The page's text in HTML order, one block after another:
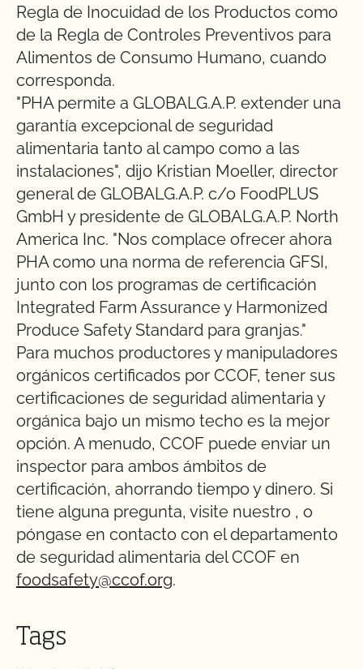
Regla de Inocuidad de los Productos como
de la Regla de Controles Preventivos para
Alimentos de Consumo Humano, cuando
corresponda.
"PHA permite a GLOBALG.A.P. extender una
garantía excepcional de seguridad
alimentaria tanto al campo como a las
instalaciones", dijo Kristian Moeller, director
general de GLOBALG.A.P. c/o FoodPLUS
GmbH y presidente de GLOBALG.A.P. North
America Inc. "Nos complace ofrecer ahora
PHA como una norma de referencia GFSI,
junto con los programas de certificación
Integrated Farm Assurance y Harmonized
Produce Safety Standard para granjas."
Para muchos productores y manipuladores
orgánicos certificados por CCOF, tener sus
certificaciones de seguridad alimentaria y
orgánica bajo un mismo techo es la mejor
opción. A menudo, CCOF puede enviar un
inspector para ambos ámbitos de
certificación, ahorrando tiempo y dinero. Si
tiene alguna pregunta, visite nuestro , o
póngase en contacto con el departamento
de seguridad alimentaria del CCOF en
foodsafety@ccof.org.
Tags